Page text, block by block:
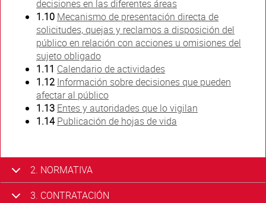
decisiones en las diferentes áreas
1.10 Mecanismo de presentación directa de
solicitudes, quejas y reclamos a disposición del
público en relación con acciones u omisiones del
sujeto obligado
1.11 Calendario de actividades
1.12 Información sobre decisiones que pueden
afectar al público
1.13 Entes y autoridades que lo vigilan
1.14Publicación de hojas de vida
2. NORMATIVA
3. CONTRATACIÓN